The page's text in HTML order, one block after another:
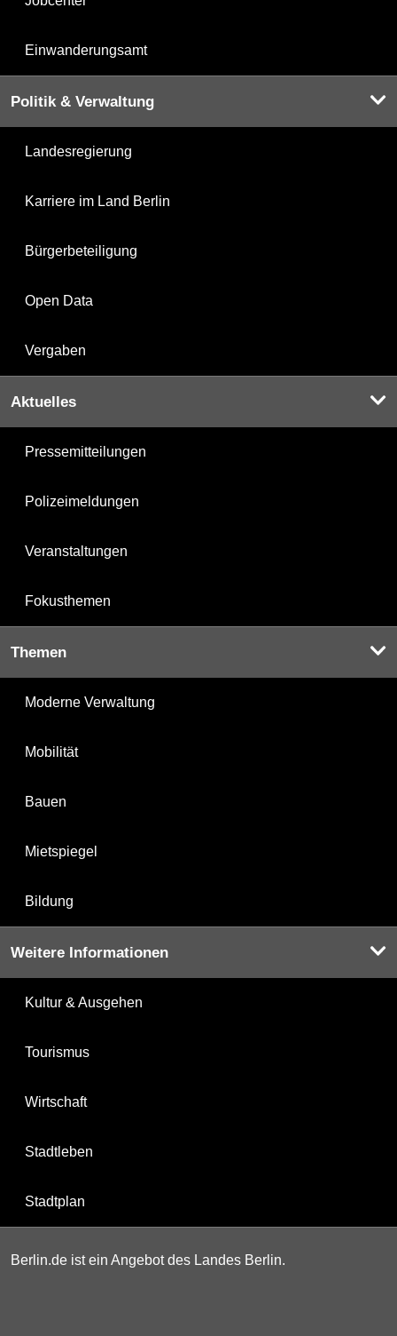
Einwanderungsamt
Politik & Verwaltung
Landesregierung
Karriere im Land Berlin
Bürgerbeteiligung
Open Data
Vergaben
Aktuelles
Pressemitteilungen
Polizeimeldungen
Veranstaltungen
Fokusthemen
Themen
Moderne Verwaltung
Mobilität
Bauen
Mietspiegel
Bildung
Weitere Informationen
Kultur & Ausgehen
Tourismus
Wirtschaft
Stadtleben
Stadtplan
Berlin.de ist ein Angebot des Landes Berlin.